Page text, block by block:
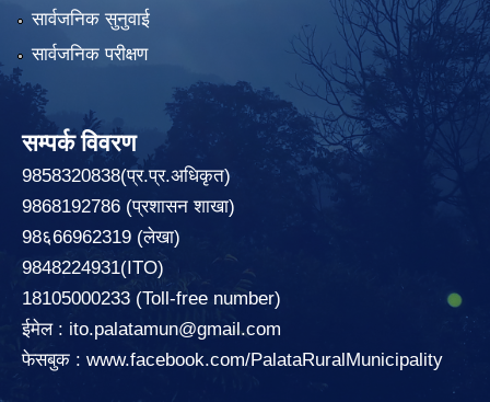
सार्वजनिक सुनुवाई
सार्वजनिक परीक्षण
सम्पर्क विवरण
9858320838(प्र.प्र.अधिकृत)
9868192786 (प्रशासन शाखा)
98६66962319 (लेखा)
9848224931(ITO)
18105000233 (Toll-free number)
ईमेल : ito.palatamun@gmail.com
फेसबुक : www.facebook.com/PalataRuralMunicipality